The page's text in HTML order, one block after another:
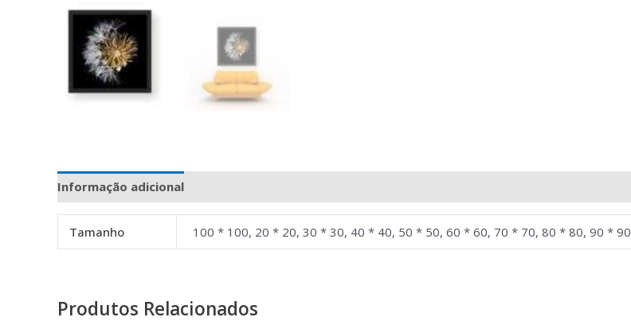
Informação adicional
Tamanho 100 * 100, 20 * 20, 30 * 30, 40 * 40, 50 * 50, 60 * 60, 70 * 70, 80 * 80, 90 * 90
Produtos Relacionados